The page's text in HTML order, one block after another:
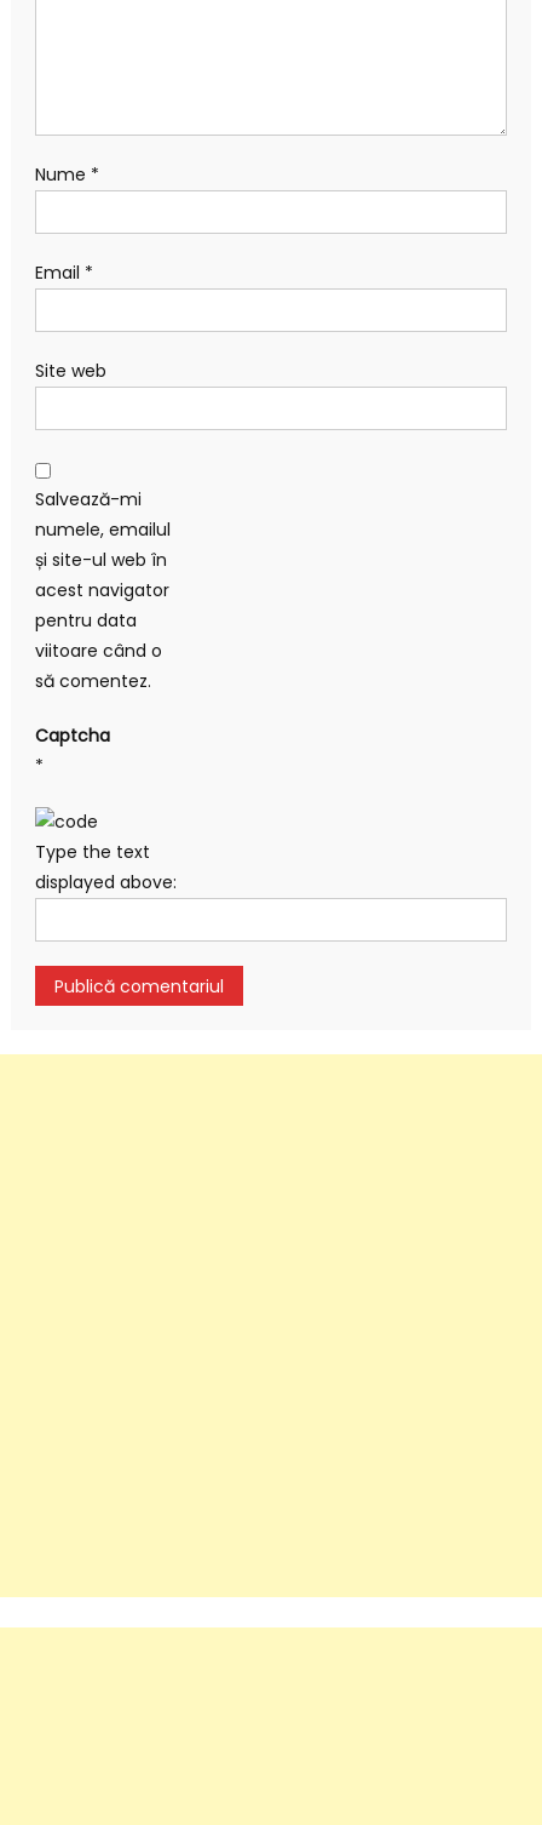
Nume *
Email *
Site web
Salvează-mi
numele, emailul
și site-ul web în
acest navigator
pentru data
viitoare când o
să comentez.
Captcha
*
Type the text
displayed above: